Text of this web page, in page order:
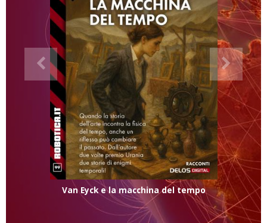
Van Eyck e la macchina del tempo